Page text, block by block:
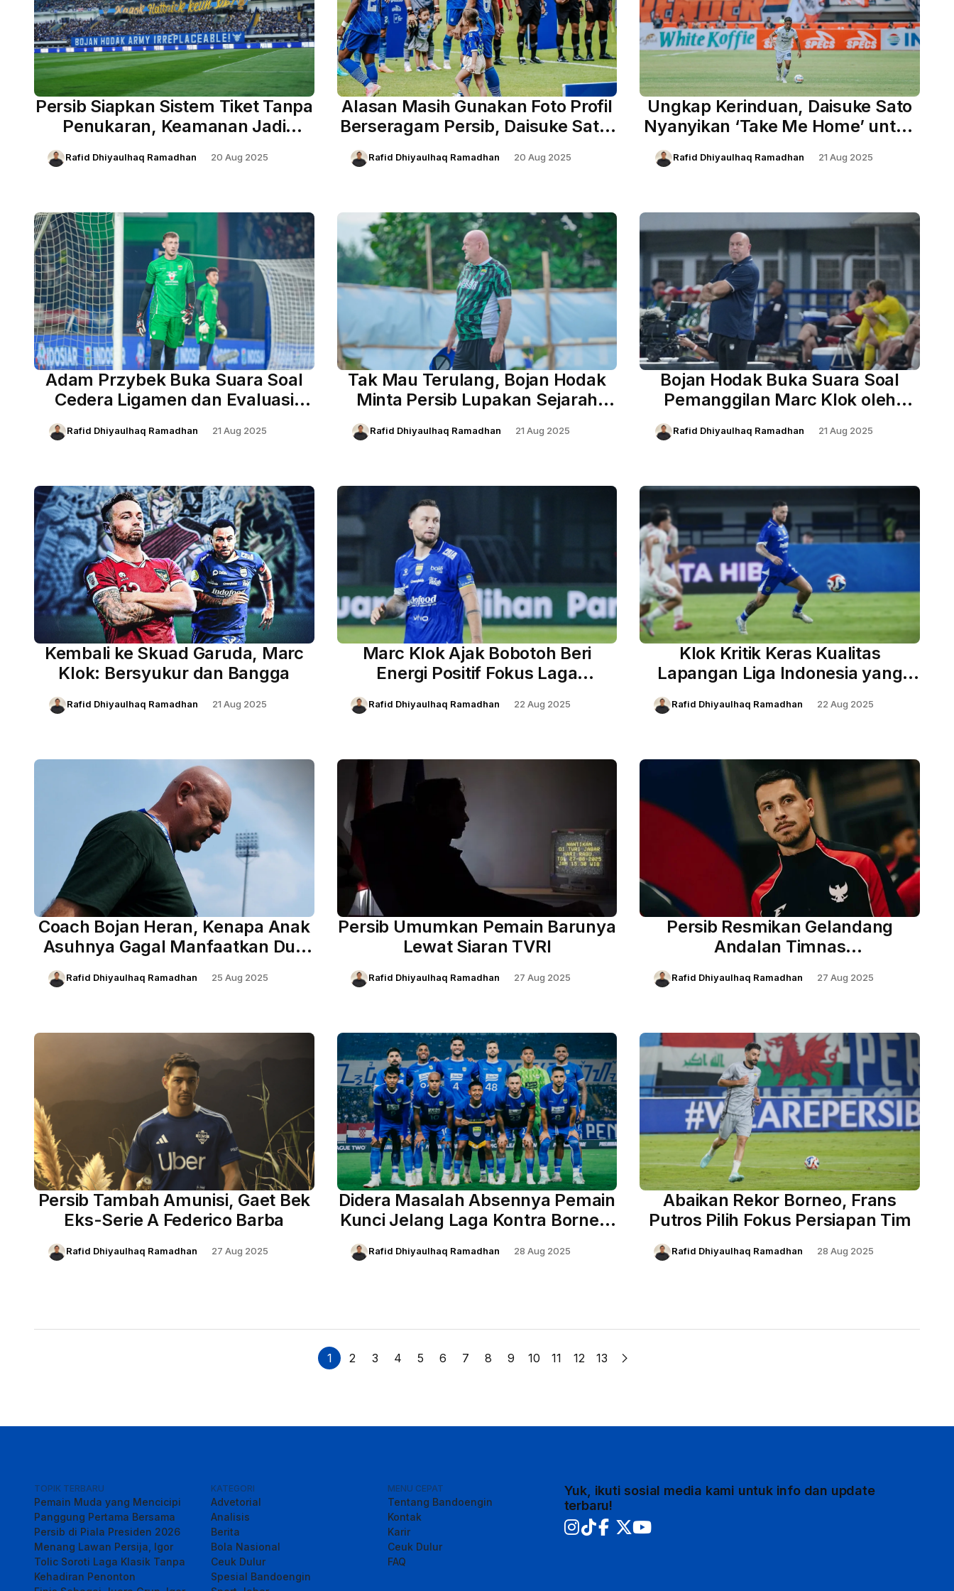
Persib Siapkan Sistem Tiket Tanpa
Penukaran, Keamanan Jadi
Rafid Dhiyaulhaq Ramadhan 20 Aug 2025
Alasan Masih Gunakan Foto Profil
Berseragam Persib, Daisuke Sato:
Rafid Dhiyaulhaq Ramadhan 20 Aug 2025
Ungkap Kerinduan, Daisuke Sato
Nyanyikan ‘Take Me Home’ untuk
Rafid Dhiyaulhaq Ramadhan 21 Aug 2025
Adam Przybek Buka Suara Soal
Cedera Ligamen dan Evaluasi
Rafid Dhiyaulhaq Ramadhan 21 Aug 2025
Tak Mau Terulang, Bojan Hodak
Minta Persib Lupakan Sejarah
Buruk di Bantul dan Fokus ke
Depan
Rafid Dhiyaulhaq Ramadhan 21 Aug 2025
Bojan Hodak Buka Suara Soal
Pemanggilan Marc Klok oleh
Timnas dan Tanggapi Rumor
Pemain Baru
Rafid Dhiyaulhaq Ramadhan 21 Aug 2025
Kembali ke Skuad Garuda, Marc
Klok: Bersyukur dan Bangga
Rafid Dhiyaulhaq Ramadhan 21 Aug 2025
Marc Klok Ajak Bobotoh Beri
Energi Positif Fokus Laga
Rafid Dhiyaulhaq Ramadhan 22 Aug 2025
Klok Kritik Keras Kualitas
Lapangan Liga Indonesia yang
Berpotensi Bahayakan Pemain
Rafid Dhiyaulhaq Ramadhan 22 Aug 2025
Coach Bojan Heran, Kenapa Anak
Asuhnya Gagal Manfaatkan Dua
Rafid Dhiyaulhaq Ramadhan 25 Aug 2025
Persib Umumkan Pemain Barunya
Lewat Siaran TVRI
Rafid Dhiyaulhaq Ramadhan 27 Aug 2025
Persib Resmikan Gelandang
Andalan Timnas
Rafid Dhiyaulhaq Ramadhan 27 Aug 2025
Persib Tambah Amunisi, Gaet Bek
Eks-Serie A Federico Barba
Rafid Dhiyaulhaq Ramadhan 27 Aug 2025
Didera Masalah Absennya Pemain
Kunci Jelang Laga Kontra Borneo,
Coach Bojan Tak Mau Ambil
Pusing
Rafid Dhiyaulhaq Ramadhan 28 Aug 2025
Abaikan Rekor Borneo, Frans
Putros Pilih Fokus Persiapan Tim
Rafid Dhiyaulhaq Ramadhan 28 Aug 2025
1 2 3 4 5 6 7 8 9 10 11 12 13
TOPIK TERBARU
Pemain Muda yang Mencicipi
Panggung Pertama Bersama
Persib di Piala Presiden 2026
Menang Lawan Persija, Igor
Tolic Soroti Laga Klasik Tanpa
Kehadiran Penonton
KATEGORI
Advetorial
Analisis
Berita
Bola Nasional
Ceuk Dulur
Spesial Bandoengin
MENU CEPAT
Tentang Bandoengin
Kontak
Karir
Ceuk Dulur
FAQ
Yuk, ikuti sosial media kami untuk info dan update
terbaru!